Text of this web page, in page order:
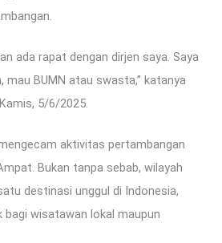
ada rapat dengan dirjen saya. Saya
mau BUMN atau swasta,” katanya
5/6/2025.
aktivitas pertambangan
Bukan tanpa sebab, wilayah
destinasi unggul di Indonesia,
bagi wisatawan lokal maupun